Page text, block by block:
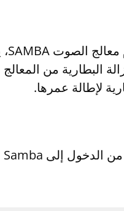
لإطالة عمرها.